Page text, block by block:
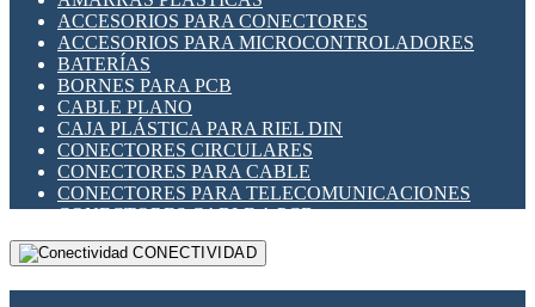
INDICADORES PARA PANEL
INTERFACES DE RELÉ
INTERRUPTORES FIN DE CARRERA
LLAVES CONMUTADORAS
MEDIDORES DE ENERGÍA Y TC'S DE CORRIENTE
MOTORES PASO A PASO
PANTALLAS HMI
PLC -CONTROLADORES LÓGICO PROGRAMABLES
PROGRAMADORES DE HORARIO
RELÉS DE PROTECCIÓN
SENSORES CAPACITIVOS
ACCESORIOS PARA CONECTORES
ACCESORIOS PARA MICROCONTROLADORES
BATERÍAS
BORNES PARA PCB
CABLE PLANO
CAJA PLÁSTICA PARA RIEL DIN
CONECTORES CIRCULARES
CONECTORES PARA CABLE
CONECTORES PARA TELECOMUNICACIONES
CONECTORES CABLE A PCB
CONECTORES PCB A CABLE
DIP SWITCHESCONECTIVIDAD